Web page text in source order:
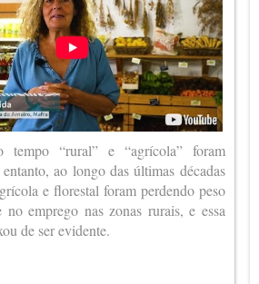
tempo “rural” e “agrícola” foram
ao longo das últimas décadas
e florestal foram perdendo peso
no emprego nas zonas rurais, e essa
de ser evidente.